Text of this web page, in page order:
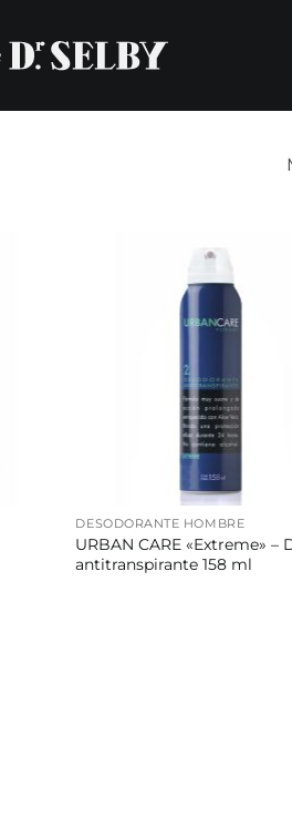
DESODORANTE HOMBRE
URBAN CARE «Extreme» –
antitranspirante 158 ml